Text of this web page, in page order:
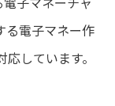
る電子マネー作
しています。